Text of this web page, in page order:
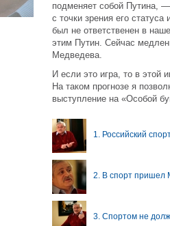
подменяет собой Путина,
с точки зрения его
был не ответственен в
этим Путин. Сейчас
Медведева.
И если это игра, то в этой
На таком прогнозе я
выступление на «Особой
1. Российский
2. В спорт пришел
3. Спортом не